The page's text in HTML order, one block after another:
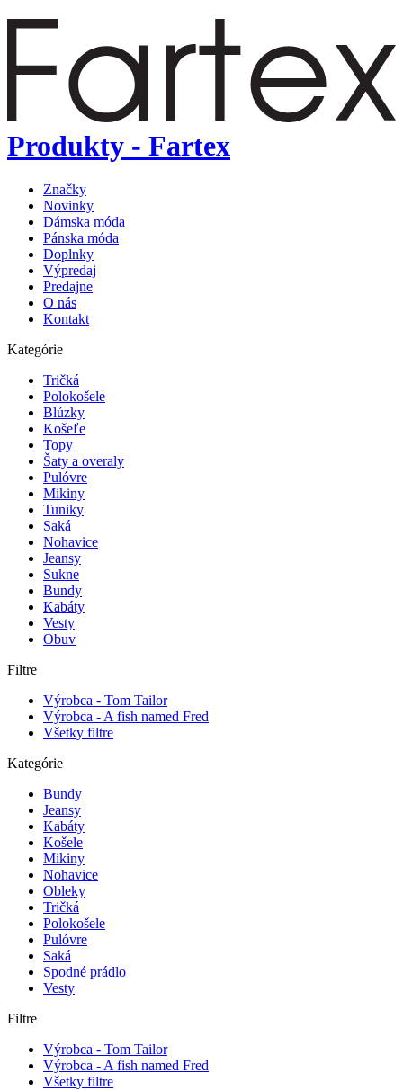
Produkty - Fartex
Značky
Novinky
Dámska móda
Pánska móda
Doplnky
Výpredaj
Predajne
O nás
Kontakt
Kategórie
Tričká
Polokošele
Blúzky
Košeľe
Topy
Šaty a overaly
Pulóvre
Mikiny
Tuniky
Saká
Nohavice
Jeansy
Sukne
Bundy
Kabáty
Vesty
Obuv
Filtre
Výrobca - Tom Tailor
Výrobca - A fish named Fred
Všetky filtre
Kategórie
Bundy
Jeansy
Kabáty
Košele
Mikiny
Nohavice
Obleky
Tričká
Polokošele
Pulóvre
Saká
Spodné prádlo
Vesty
Filtre
Výrobca - Tom Tailor
Výrobca - A fish named Fred
Všetky filtre